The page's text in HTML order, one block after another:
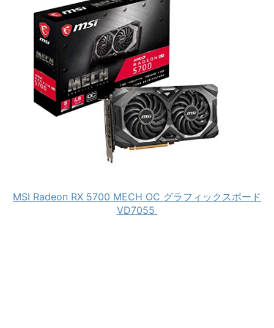
MSI Radeon RX 5700 MECH OC グラフィックスボード
VD7055